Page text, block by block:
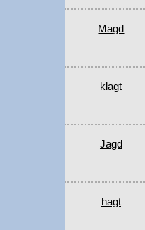
Magd
klagt
Jagd
hagt